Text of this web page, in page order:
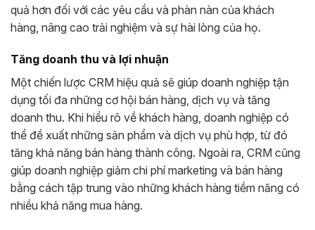
quả hơn đối với các yêu cầu và phàn nàn của khách
hàng, nâng cao trải nghiệm và sự hài lòng của họ.
Tăng doanh thu và lợi nhuận
Một chiến lược CRM hiệu quả sẽ giúp doanh nghiệp tận
dụng tối đa những cơ hội bán hàng, dịch vụ và tăng
doanh thu. Khi hiểu rõ về khách hàng, doanh nghiệp có
thể đề xuất những sản phẩm và dịch vụ phù hợp, từ đó
tăng khả năng bán hàng thành công. Ngoài ra, CRM cũng
giúp doanh nghiệp giảm chi phí marketing và bán hàng
bằng cách tập trung vào những khách hàng tiềm năng có
nhiều khả năng mua hàng.